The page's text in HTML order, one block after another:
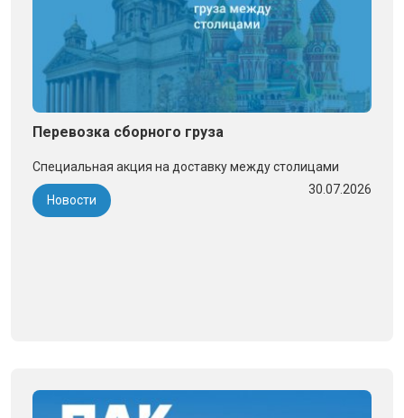
Перевозка сборного груза
Специальная акция на доставку между столицами
Новости
30.07.2026